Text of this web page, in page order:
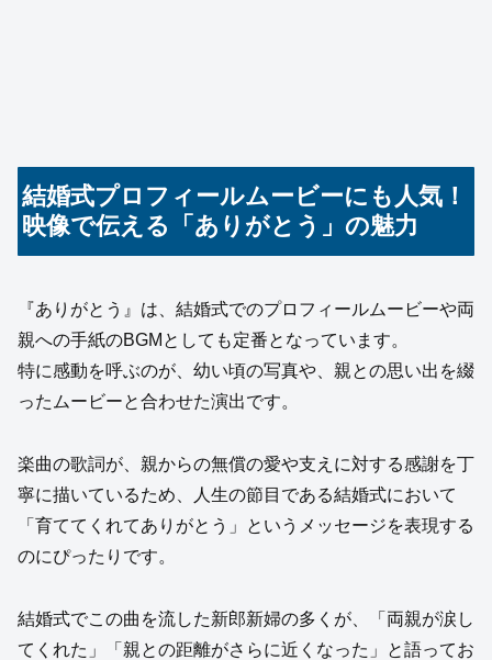
結婚式プロフィールムービーにも人気！
映像で伝える「ありがとう」の魅力
『ありがとう』は、結婚式でのプロフィールムービーや両
親への手紙のBGMとしても定番となっています。
特に感動を呼ぶのが、幼い頃の写真や、親との思い出を綴
ったムービーと合わせた演出です。
楽曲の歌詞が、親からの無償の愛や支えに対する感謝を丁
寧に描いているため、人生の節目である結婚式において
「育ててくれてありがとう」というメッセージを表現する
のにぴったりです。
結婚式でこの曲を流した新郎新婦の多くが、「両親が涙し
てくれた」「親との距離がさらに近くなった」と語ってお